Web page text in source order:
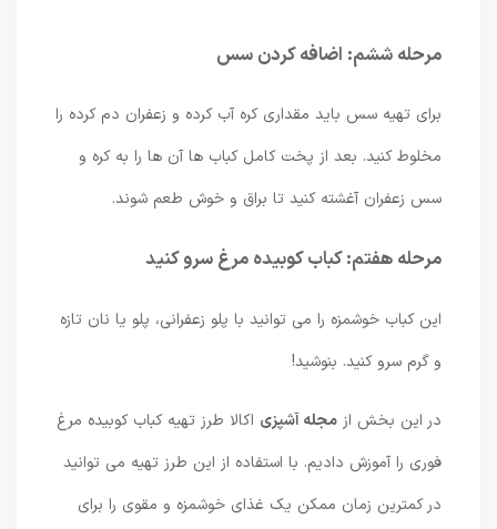
مرحله ششم: اضافه کردن سس
برای تهیه سس باید مقداری کره آب کرده و زعفران دم کرده را
مخلوط کنید. بعد از پخت کامل کباب ها آن ها را به کره و
سس زعفران آغشته کنید تا براق و خوش طعم شوند.
مرحله هفتم: کباب کوبیده مرغ سرو کنید
این کباب خوشمزه را می توانید با پلو زعفرانی، پلو یا نان تازه
و گرم سرو کنید. بنوشید!
در این بخش ازمجله آشپزیاکالا طرز تهیه کباب کوبیده مرغ
فوری را آموزش دادیم. با استفاده از این طرز تهیه می توانید
در کمترین زمان ممکن یک غذای خوشمزه و مقوی را برای